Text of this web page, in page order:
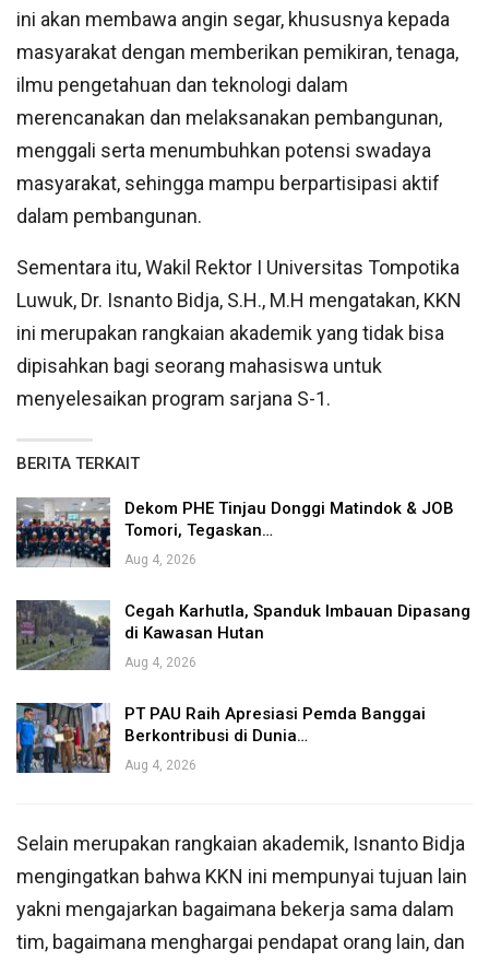
ini akan membawa angin segar, khususnya kepada
masyarakat dengan memberikan pemikiran, tenaga,
ilmu pengetahuan dan teknologi dalam
merencanakan dan melaksanakan pembangunan,
menggali serta menumbuhkan potensi swadaya
masyarakat, sehingga mampu berpartisipasi aktif
dalam pembangunan.
Sementara itu, Wakil Rektor I Universitas Tompotika
Luwuk, Dr. Isnanto Bidja, S.H., M.H mengatakan, KKN
ini merupakan rangkaian akademik yang tidak bisa
dipisahkan bagi seorang mahasiswa untuk
menyelesaikan program sarjana S-1.
BERITA TERKAIT
Dekom PHE Tinjau Donggi Matindok & JOB
Tomori, Tegaskan…
Aug 4, 2026
Cegah Karhutla, Spanduk Imbauan Dipasang
di Kawasan Hutan
Aug 4, 2026
PT PAU Raih Apresiasi Pemda Banggai
Berkontribusi di Dunia…
Aug 4, 2026
Selain merupakan rangkaian akademik, Isnanto Bidja
mengingatkan bahwa KKN ini mempunyai tujuan lain
yakni mengajarkan bagaimana bekerja sama dalam
tim, bagaimana menghargai pendapat orang lain, dan